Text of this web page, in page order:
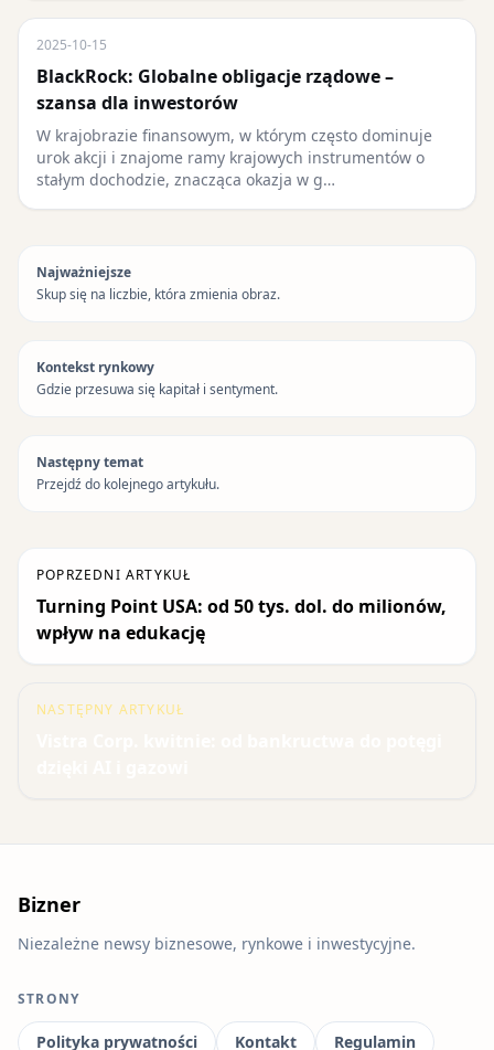
2025-10-15
BlackRock: Globalne obligacje rządowe –
szansa dla inwestorów
W krajobrazie finansowym, w którym często dominuje
urok akcji i znajome ramy krajowych instrumentów o
stałym dochodzie, znacząca okazja w g…
Najważniejsze
Skup się na liczbie, która zmienia obraz.
Kontekst rynkowy
Gdzie przesuwa się kapitał i sentyment.
Następny temat
Przejdź do kolejnego artykułu.
POPRZEDNI ARTYKUŁ
Turning Point USA: od 50 tys. dol. do milionów,
wpływ na edukację
NASTĘPNY ARTYKUŁ
Bizner
Niezależne newsy biznesowe, rynkowe i inwestycyjne.
STRONY
Polityka prywatności Kontakt Regulamin